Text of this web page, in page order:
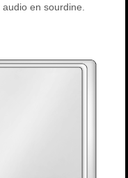
en sourdine.